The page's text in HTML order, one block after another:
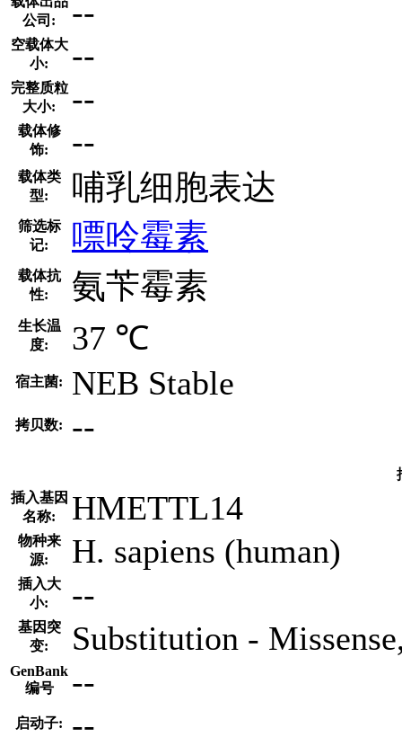
公司:
--
空载体大
小:
--
完整质粒
大小:
--
载体修
饰:
--
载体类
型:
哺乳细胞表达
筛选标
记:
嘌呤霉素
载体抗
性:
氨苄霉素
生长温
度:
37 ℃
宿主菌: NEB Stable
拷贝数: --
插入基因
名称:
HMETTL14
物种来
源:
H. sapiens (human)
插入大
小:
--
基因突
变:
Substitution -
GenBank
编号
--
启动子: --